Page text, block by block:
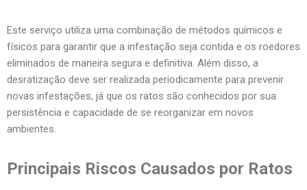
Este serviço utiliza uma combinação de métodos químicos e
físicos para garantir que a infestação seja contida e os roedores
eliminados de maneira segura e definitiva. Além disso, a
desratização deve ser realizada periodicamente para prevenir
novas infestações, já que os ratos são conhecidos por sua
persistência e capacidade de se reorganizar em novos
ambientes.
Principais Riscos Causados por Ratos